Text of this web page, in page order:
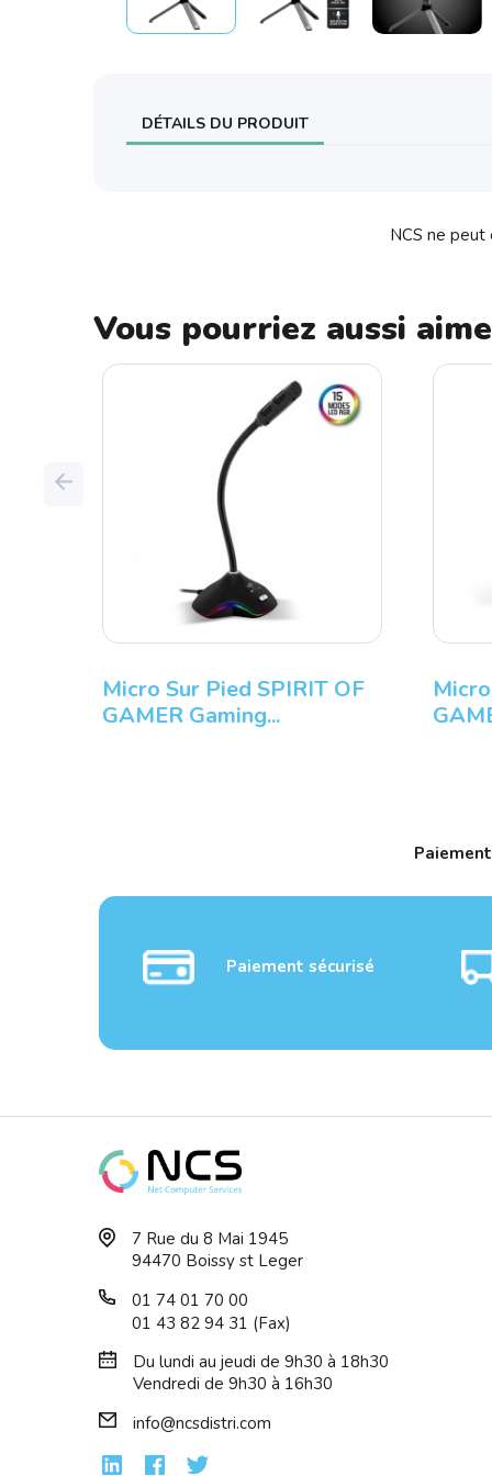
DÉTAILS DU PRODUIT
NCS ne
Vous pourriez aussi
Micro Sur Pied SPIRIT OF
GAMER Gaming...
Previous
Paiement sécurisé
7 Rue du 8 Mai 1945
94470 Boissy st Leger
01 74 01 70 00
01 43 82 94 31 (Fax)
Du lundi au jeudi de 9h30 à 18h30
Vendredi de 9h30 à 16h30
info@ncsdistri.com